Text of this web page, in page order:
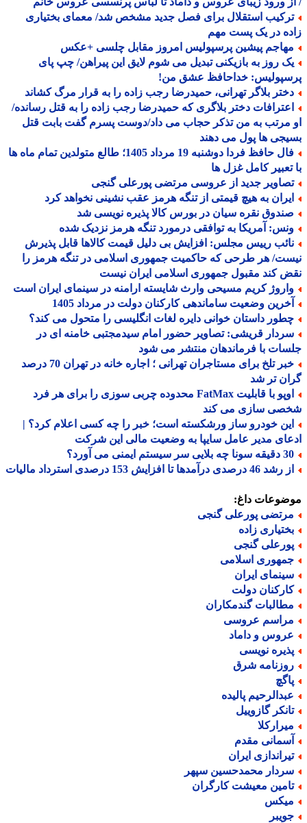
استقلال برای فصل جدید مشخص شد/ معمای بختیاری
در یک پست مهم
پیشین پرسپولیس امروز مقابل چلسی +عکس
روز به بازیکنی تبدیل می شوم لایق این پیراهن/ چپ پای
خداحافظ عشق من!
بلاگر تهرانی، حمیدرضا رجب زاده را به قرار مرگ کشاند
دختر بلاگری که حمیدرضا رجب زاده را به قتل رسانده/
مرتب به من تذکر حجاب می داد/دوست پسرم گفت بابت قتل
ها پول می دهند
فال حافظ فردا دوشنبه 19 مرداد 1405؛ طالع متولدین تمام ماه ها
کامل غزل ها
جدید از عروسی مرتضی پورعلی گنجی
به هیچ قیمتی از تنگه هرمز عقب نشینی نخواهد کرد
نقره سیان در بورس کالا پذیره نویسی شد
آمریکا به توافقی درمورد تنگه هرمز نزدیک شده
رییس مجلس: افزایش بی دلیل قیمت کالاها قابل پذیرش
هر طرحی که حاکمیت جمهوری اسلامی در تنگه هرمز را
کند مقبول جمهوری اسلامی ایران نیست
کریم مسیحی وارث شایسته ارامنه در سینمای ایران است
وضعیت ساماندهی کارکنان دولت در مرداد 1405
داستان خوانی دایره لغات انگلیسی را متحول می کند؟
قریشی: تصاویر حضور امام سیدمجتبی خامنه ای در
با فرماندهان منتشر می شود
خبر تلخ برای مستاجران تهرانی ؛ اجاره خانه در تهران 70 درصد
تر شد
اوپو با قابلیت FatMax محدوده چربی سوزی را برای هر فرد
سازی می کند
خودرو ساز ورشکسته است؛ خبر را چه کسی اعلام کرد؟ |
مدیر عامل سایپا به وضعیت مالی این شرکت
سر سیستم ایمنی می آورد؟
درصدی درآمدها تا افزایش 153 درصدی استرداد مالیات
داغ:
پورعلی گنجی
زاده
گنجی
اسلامی
ایران
دولت
گندمکاران
عروسی
و داماد
نویسی
شرق
پالیده
گازوییل
مقدم
ایران
محمدحسین سپهر
معیشت کارگران